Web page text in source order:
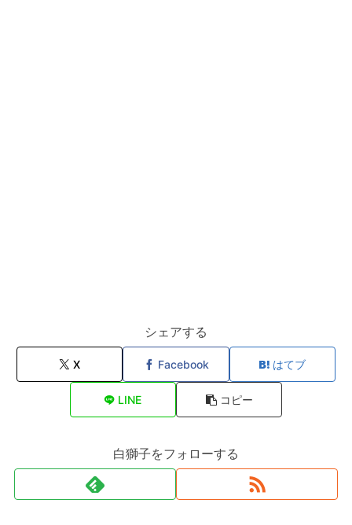
シェアする
X Facebook はてブ
LINE コピー
白獅子をフォローする